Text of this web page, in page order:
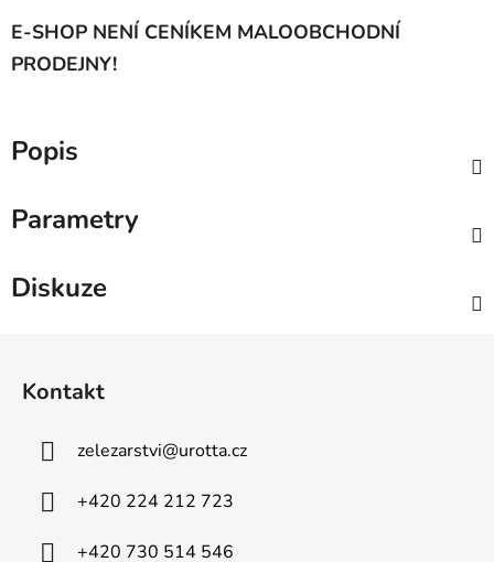
E-SHOP NENÍ CENÍKEM MALOOBCHODNÍ
PRODEJNY!
Popis
Parametry
Diskuze
Kontakt
zelezarstvi@urotta.cz
+420 224 212 723
+420 730 514 546